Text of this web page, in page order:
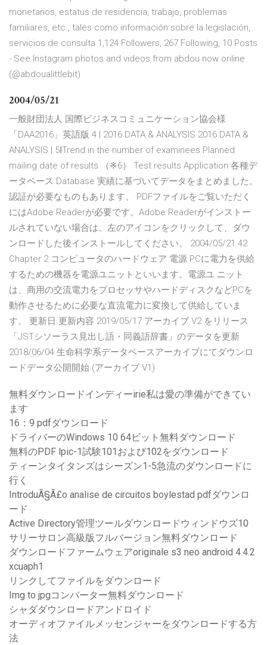
monetarios, estatus de residencia, trabajo, problemas
familiares, etc., tales como información sobre la legislación,
servicios de consulta 1,124 Followers, 267 Following, 10 Posts
- See Instagram photos and videos from abdou now online
(@abdoualittlebit)
2004/05/21
一般財団法人 国際ビジネスコミュニケーション協会様
「DAA2016」英語版 4 | 2016 DATA & ANALYSIS 2016 DATA &
ANALYSIS | 5ⅠTrend in the number of examinees Planned
mailing date of results （※6） Test results Application 各種デ
ータベース Database 実績に基づいてデータをまとめました。
認証が必要なものもあります。 PDFファイルをご覧いただく
にはAdobe Readerが必要です。Adobe Readerがインストー
ルされていない場合は、左のアイコンをクリックして、ダウ
ンロードした後インストールしてください。 2004/05/21 42
Chapter 2 コンピュータのハードウェア 電源 PCに電力を供給
するための機器を電源ユニットといいます。電源ユ ニット
は、商用の交流電力をプロセッサやハードディスクなどPCを
動作させるために必要な直流電力に変換して供給していま
す。 更新日 更新内容 2019/05/17 アーカイブ V2 をリリース
「JSTシソーラス見出し語・同義語辞書」のデータを更新
2018/06/04 生命科学系データベースアーカイブにてダウンロ
ードデータ公開開始 (アーカイブ V1)
無料ダウンロードインディーirie私は愛の準備ができてい
ます
16：9 pdfダウンロード
ドライバーのWindows 10 64ビット無料ダウンロード
無料のPDF lpic-1試験101および102をダウンロード
ティーンタイタンズはシーズン1-5急流のダウンロードに
行く
IntroduÃ§Ã£o analise de circuitos boylestad pdfダウンロ
ード
Active Directory管理ツールダウンロードウィンドウズ10
サリーサロン高級版フルバージョン無料ダウンロード
ダウンロードファームウェアoriginale s3 neo android 4.4.2
xcuaph1
リンクしてファイルをダウンロード
Img to jpgコンバーター無料ダウンロード
シャダダウンロードアンドロイド
オーディオファイルメッセンジャーをダウンロードする方
法